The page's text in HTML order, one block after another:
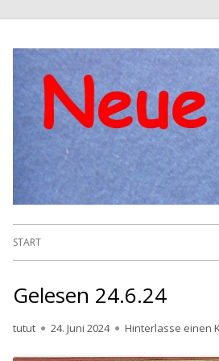
Primäres
START
Gelesen 24.6.24
Autor
tutut
Veröffentlicht
24. Juni 2024 Hinterlasse einen